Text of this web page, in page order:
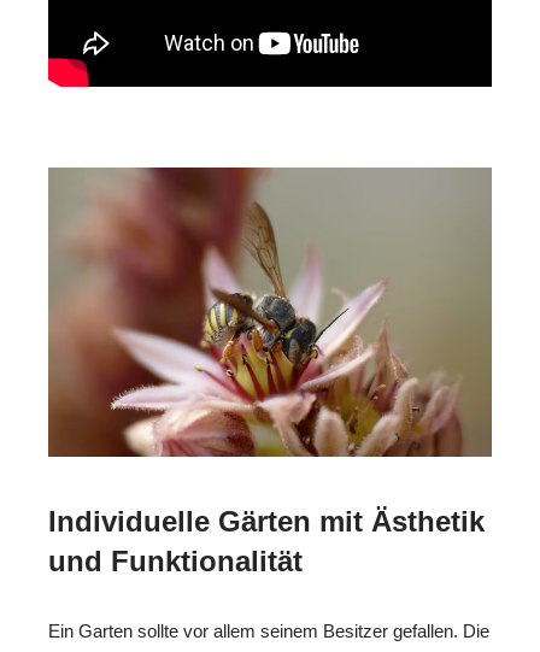
Individuelle Gärten mit Ästhetik
und Funktionalität
Ein Garten sollte vor allem seinem Besitzer gefallen. Die